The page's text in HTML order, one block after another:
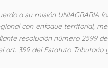
a su misión UNIAGRARIA
con enfoque territorial,
resolución número 2599 de
art. 359 del Estatuto Tributario